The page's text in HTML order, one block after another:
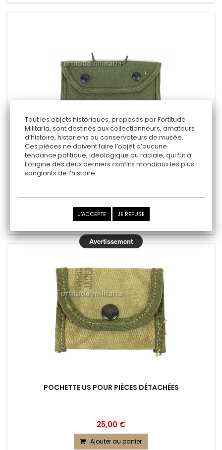
ALIDADE DE VISÉE M15 US ARMY
Bearse MFG Co 1944
Ajouter au panier
POCHETTE US POUR PIÈCES DÉTACHÉES
25,00 €
Ajouter au panier
Tout les objets historiques, proposés par Fortitude
Militaria, sont destinés aux collectionneurs, amateurs
d’histoire, historiens ou conservateurs de musée.
Ces pièces ne doivent faire l’objet d’aucune
tendance politique, idéologique ou raciale, qui fût à
l’origine des deux derniers conflits mondiaux les plus
sanglants de l’histoire.
J'ACCEPTE JE REFUSE
Avertissement